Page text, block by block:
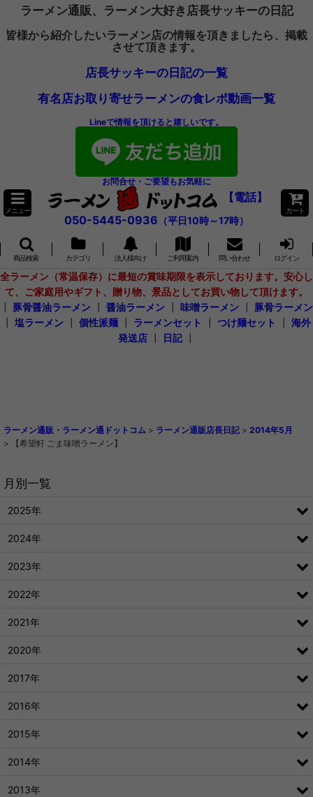
ラーメン通販、ラーメン大好き店長サッキーの日記
皆様から紹介したいラーメン店の情報を頂きましたら、掲載
させて頂きます。
店長サッキーの日記の一覧
有名店お取り寄せラーメンの食レポ動画一覧
Lineで情報を頂けると嬉しいです。
お問合せ・ご要望もお気軽に
メニュー
【電話】
050-5445-0936 （平日10時～17時）
カート
商品検索 カテゴリ 法人様向け ご利用案内 問い合わせ ログイン
全ラーメン（常温保存）に最短の賞味期限を表示しております。安心し
て、ご家庭用やギフト、贈り物、景品としてお買い物して頂けます。
豚骨醤油ラーメン 醤油ラーメン 味噌ラーメン
豚骨ラーメン
塩ラーメン 個性派麺 ラーメンセット つけ麺セット
海外
発送店
日記┃
ラーメン通販・ラーメン通ドットコム > ラーメン通販店長日記 > 2014年5月
>
【希望軒 ごま味噌ラーメン】
月別一覧
2025年
2024年
2023年
2022年
2021年
2020年
2017年
2016年
2015年
2014年
2013年